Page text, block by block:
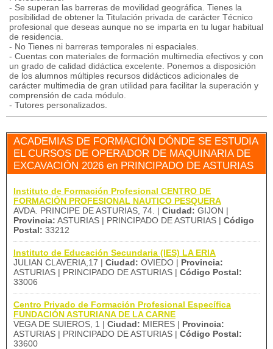
- Se superan las barreras de movilidad geográfica. Tienes la
posibilidad de obtener la Titulación privada de carácter Técnico
profesional que deseas aunque no se imparta en tu lugar habitual
de residencia.
- No Tienes ni barreras temporales ni espaciales.
- Cuentas con materiales de formación multimedia efectivos y con
un grado de calidad didáctica excelente. Ponemos a disposición
de los alumnos múltiples recursos didácticos adicionales de
carácter multimedia de gran utilidad para facilitar la superación y
comprensión de cada módulo.
- Tutores personalizados.
ACADEMIAS DE FORMACIÓN DÓNDE SE ESTUDIA
EL CURSOS DE OPERADOR DE MAQUINARIA DE
EXCAVACIÓN 2026 en PRINCIPADO DE ASTURIAS
Instituto de Formación Profesional CENTRO DE
FORMACIÓN PROFESIONAL NAUTICO PESQUERA
AVDA. PRINCIPE DE ASTURIAS, 74. | Ciudad: GIJON |
Provincia: ASTURIAS | PRINCIPADO DE ASTURIAS | Código
Postal: 33212
Instituto de Educación Secundaria (IES) LA ERIA
JULIAN CLAVERIA,17 | Ciudad: OVIEDO | Provincia:
ASTURIAS | PRINCIPADO DE ASTURIAS | Código Postal:
33006
Centro Privado de Formación Profesional Específica
FUNDACIÓN ASTURIANA DE LA CARNE
VEGA DE SUIEROS, 1 | Ciudad: MIERES | Provincia:
ASTURIAS | PRINCIPADO DE ASTURIAS | Código Postal:
33600